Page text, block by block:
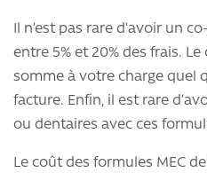
Il n’est pas rare d’avoir un
entre 5% et 20% des frais.
somme à votre charge quel
facture. Enfin, il est rare
ou dentaires avec ces
Le coût des formules MEC